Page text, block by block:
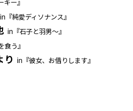
ー』
in『純愛ディソナンス』
in『石子と羽男～』
食う』
り in『彼女、お借りします』